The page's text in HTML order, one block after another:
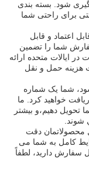
شود. بسته بندی
برای راحتی شما
اعتماد و قابل
شما را تضمین
ایالات متحده ارائه
حمل و نقل
شما یک شماره
خواهید کرد. ما
دهیم،و بيشتر
محصولاتمان دقت
کامل به شما می
سفارش دارید، لطفاً